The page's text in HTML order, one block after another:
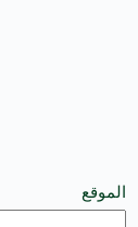
الموقع